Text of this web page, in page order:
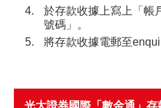
期貨寶
流動期貨交易
流動股票期權交易
於存款收據上寫上「帳
號碼」。
將存款收據電郵至
光大證券國際「數金通」